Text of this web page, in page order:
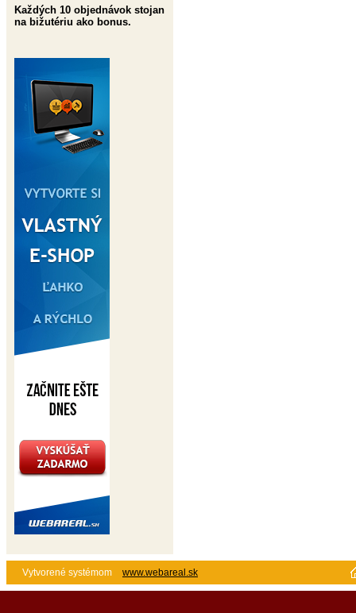
Každých 10 objednávok stojan
na bižutériu ako bonus.
Vytvorené systémom www.webareal.sk